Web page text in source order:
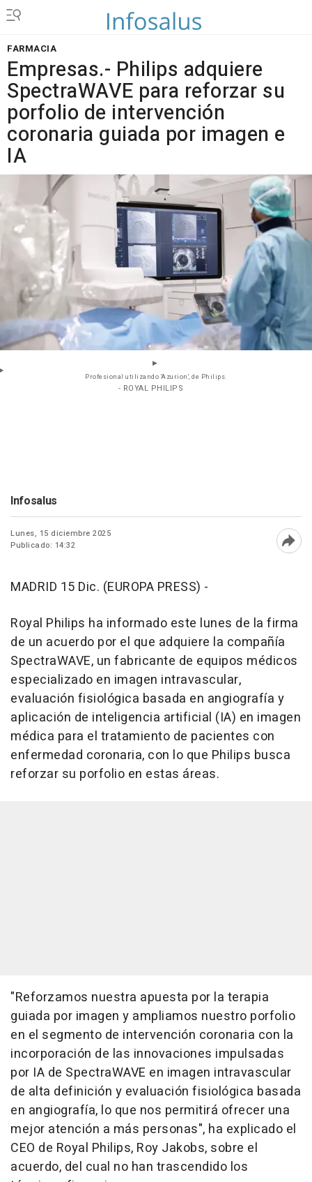
FARMACIA
Empresas.- Philips adquiere
SpectraWAVE para reforzar su
porfolio de intervención
coronaria guiada por imagen e
IA
Profesional utilizando 'Azurion', de Philips.
- ROYAL PHILIPS
Infosalus
Lunes, 15 diciembre 2025
Publicado: 14:32
MADRID 15 Dic. (EUROPA PRESS) -
Royal Philips ha informado este lunes de la firma
de un acuerdo por el que adquiere la compañía
SpectraWAVE, un fabricante de equipos médicos
especializado en imagen intravascular,
evaluación fisiológica basada en angiografía y
aplicación de inteligencia artificial (IA) en imagen
médica para el tratamiento de pacientes con
enfermedad coronaria, con lo que Philips busca
reforzar su porfolio en estas áreas.
"Reforzamos nuestra apuesta por la terapia
guiada por imagen y ampliamos nuestro porfolio
en el segmento de intervención coronaria con la
incorporación de las innovaciones impulsadas
por IA de SpectraWAVE en imagen intravascular
de alta definición y evaluación fisiológica basada
en angiografía, lo que nos permitirá ofrecer una
mejor atención a más personas", ha explicado el
CEO de Royal Philips, Roy Jakobs, sobre el
acuerdo, del cual no han trascendido los